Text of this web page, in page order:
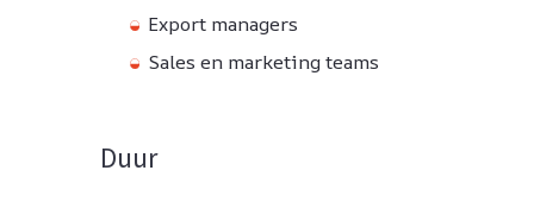
Export managers
Sales en marketing teams
Duur